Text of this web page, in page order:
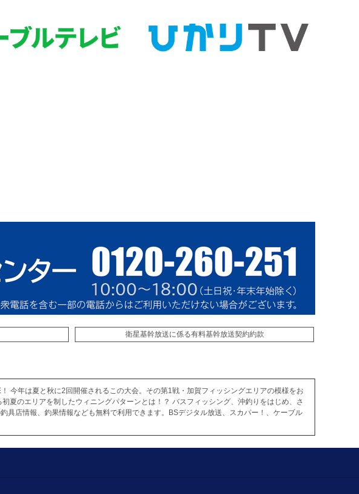
衛星基幹放送に係る有料基幹放送契約約款
今年は夏と秋に2回開催されるこの大会。その第1戦・加賀フィッシングエリアの模様をお
夏のエリアを制したウィニングパターンとは！？ バスフィッシング、沖釣りをはじめ、さ
店情報、釣果情報なども無料で利用できます。BSデジタル放送、スカパー！、ケーブル